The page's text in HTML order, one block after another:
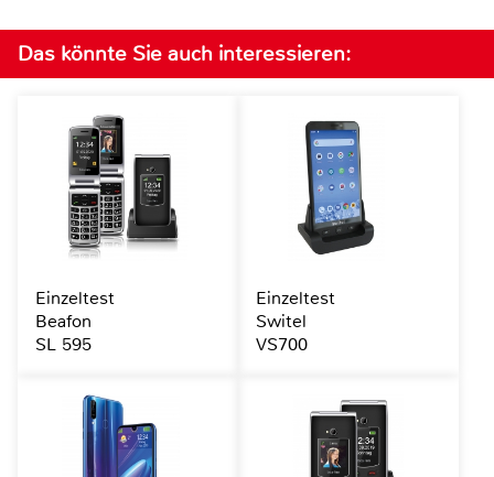
Das könnte Sie auch interessieren:
Einzeltest
Beafon
SL 595
Einzeltest
Switel
VS700